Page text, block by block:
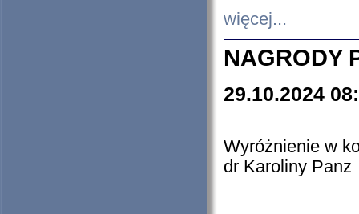
więcej...
NAGRODY
29.10.2024
Wyróżnienie w
dr Karoliny Panz